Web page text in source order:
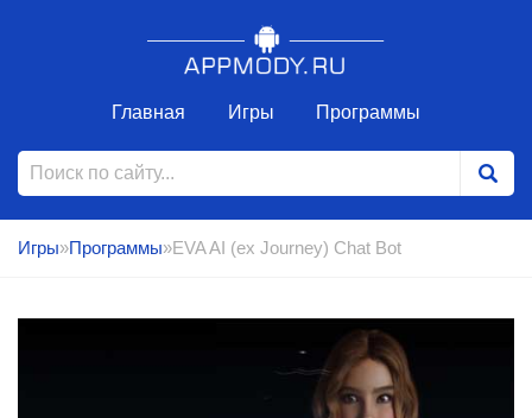
Главная Игры Программы
Игры»Программы»EVA AI (ex Journey) Chat Bot